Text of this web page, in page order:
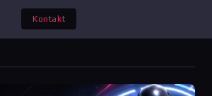
Kontakt